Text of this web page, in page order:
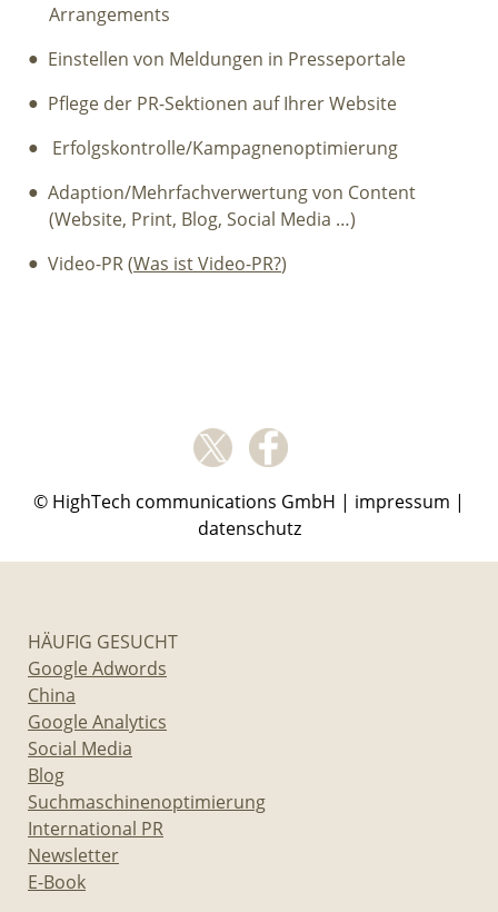
Arrangements
Einstellen von Meldungen in Presseportale
Pflege der PR-Sektionen auf Ihrer Website
Erfolgskontrolle/Kampagnenoptimierung
Adaption/Mehrfachverwertung von Content
(Website, Print, Blog, Social Media …)
Video-PR (Was ist Video-PR?)
© HighTech communications GmbH | impressum |
datenschutz
HÄUFIG GESUCHT
Google Adwords
China
Google Analytics
Social Media
Blog
Suchmaschinenoptimierung
International PR
Newsletter
E-Book